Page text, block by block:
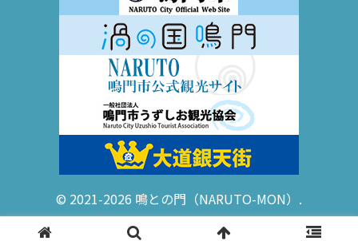
© 2021-2026 鳴との門（NARUTO-MON）.